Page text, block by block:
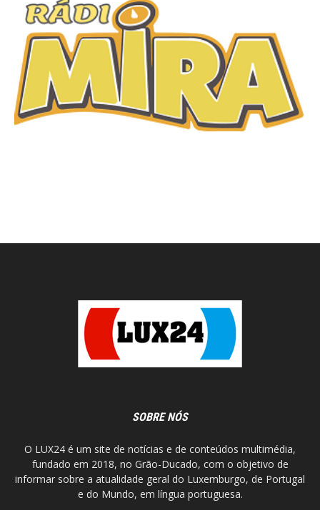
SOBRE NÓS
O LUX24 é um site de notícias e de conteúdos multimédia,
fundado em 2018, no Grão-Ducado, com o objetivo de
informar sobre a atualidade geral do Luxemburgo, de Portugal
e do Mundo, em língua portuguesa.